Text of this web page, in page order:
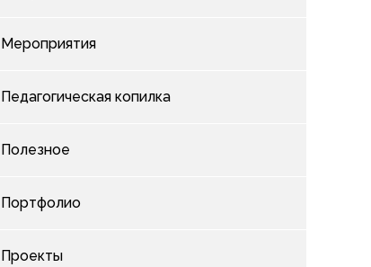
Мероприятия
Педагогическая копилка
Полезное
Портфолио
Проекты